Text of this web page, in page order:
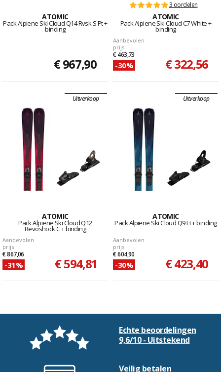
ATOMIC
Pack Alpiene Ski Cloud Q14 Rvsk S Pt +
binding
€ 967,90
3 oordelen
ATOMIC
Pack Alpiene Ski Cloud C7 White +
binding
Aanbevolen
prijs
€ 463,73
-30% € 322,56
Uitverkoop
ATOMIC
Pack Alpiene Ski Cloud Q12
Revoshock C + binding
Aanbevolen
prijs
€ 867,06
-31% € 594,81
Uitverkoop
ATOMIC
Pack Alpiene Ski Cloud Q9 Lt + binding
Aanbevolen
prijs
€ 604,90
-30% € 423,40
Echte beoordelingen
9,6/10 - Uitstekend
Veilig betalen